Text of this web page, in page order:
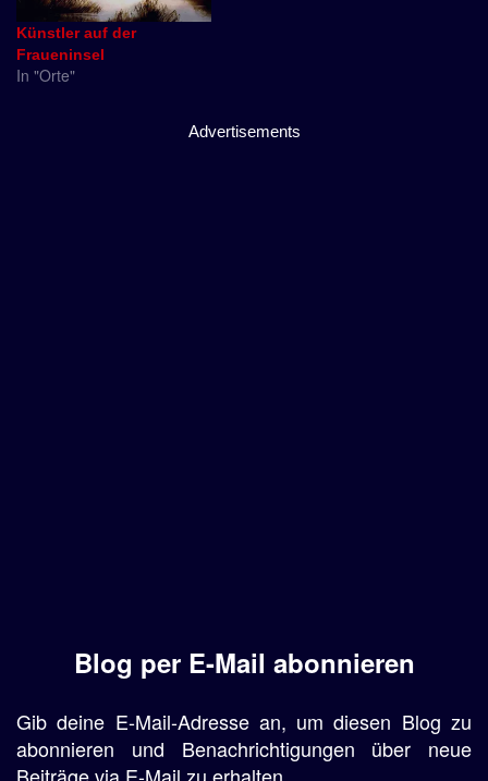
Künstler auf der
Fraueninsel
In "Orte"
Advertisements
Blog per E-Mail abonnieren
Gib deine E-Mail-Adresse an, um diesen Blog zu
abonnieren und Benachrichtigungen über neue
Beiträge via E-Mail zu erhalten.